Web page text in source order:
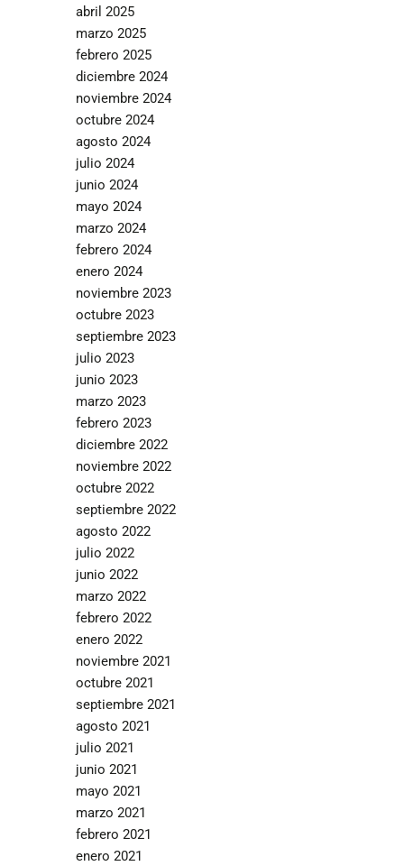
abril 2025
marzo 2025
febrero 2025
diciembre 2024
noviembre 2024
octubre 2024
agosto 2024
julio 2024
junio 2024
mayo 2024
marzo 2024
febrero 2024
enero 2024
noviembre 2023
octubre 2023
septiembre 2023
julio 2023
junio 2023
marzo 2023
febrero 2023
diciembre 2022
noviembre 2022
octubre 2022
septiembre 2022
agosto 2022
julio 2022
junio 2022
marzo 2022
febrero 2022
enero 2022
noviembre 2021
octubre 2021
septiembre 2021
agosto 2021
julio 2021
junio 2021
mayo 2021
marzo 2021
febrero 2021
enero 2021